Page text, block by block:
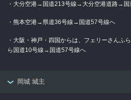
・大分空港→国道213号線→大分空港道路→
・熊本空港→県道36号線→国道57号線へ
・大阪・神戸・四国からは、フェリーさんふ
ら国道10号線→国道57号線へ
岡城 城主